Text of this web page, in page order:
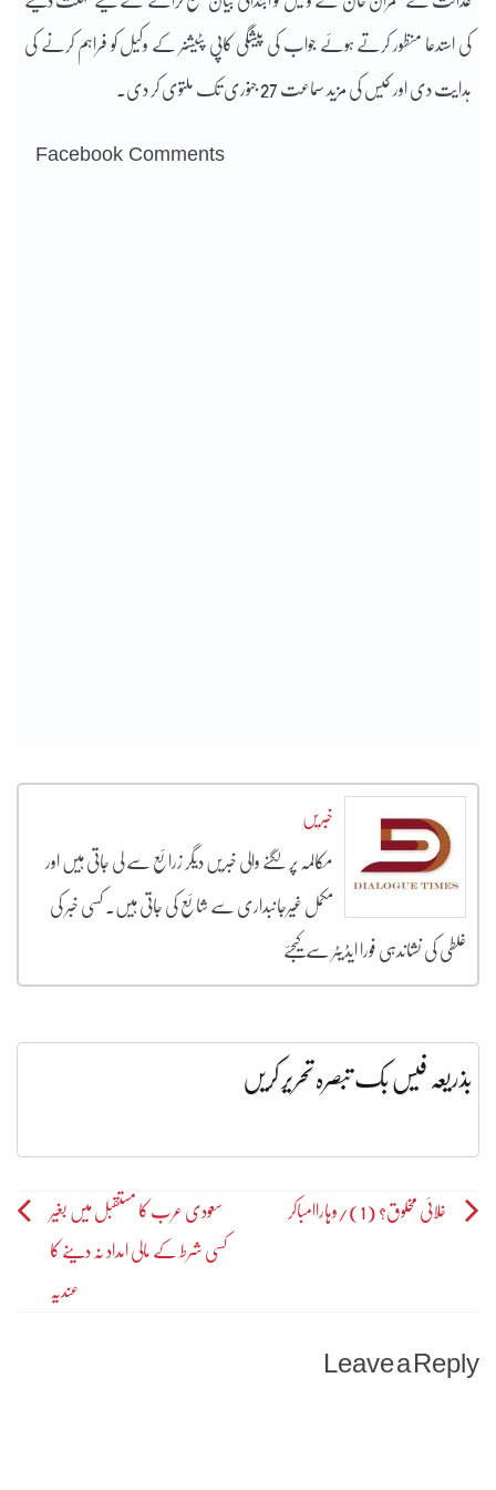
کی استدعا منظور کرتے ہوئے جواب کی پیشگی کاپی پٹیشنر کے وکیل کو فراہم کرنے کی
ہدایت دی اور کیس کی مزید سماعت 27 جنوری تک ملتوی کر دی۔
Facebook Comments
خبریں
مکالمہ پر لگنے والی خبریں دیگر زرائع سے لی جاتی ہیں اور
مکمل غیرجانبداری سے شائع کی جاتی ہیں۔ کسی خبر کی
غلطی کی نشاندہی فورا ایڈیٹر سے کیجئے
بذریعہ فیس بک تبصرہ تحریر کریں
Postخلائی مخلوق؟ (1)/وہاراامباکر سعودی عرب کا مستقبل میں بغیر
کسی شرط کے مالی امداد نہ دینے کا
عندیہ
Leave a Reply